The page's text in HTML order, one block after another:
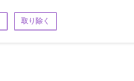
取り除く